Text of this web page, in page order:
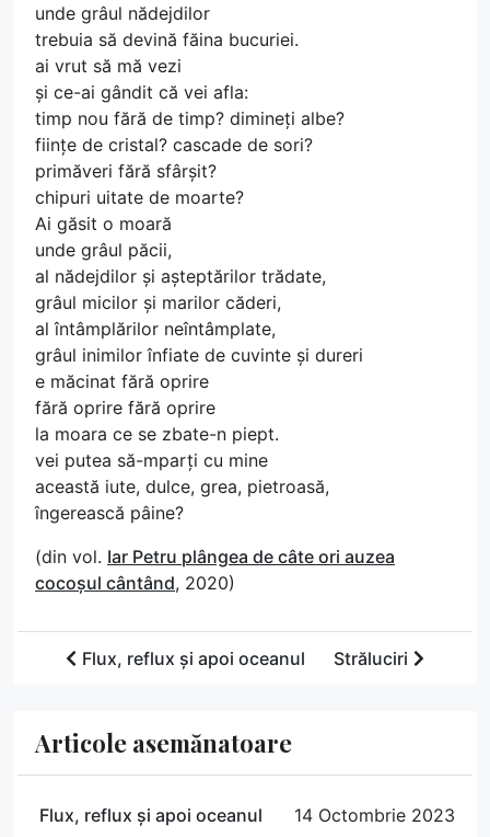
unde grâul nădejdilor
trebuia să devină făina bucuriei.
ai vrut să mă vezi
și ce-ai gândit că vei afla:
timp nou fără de timp? dimineți albe?
ființe de cristal? cascade de sori?
primăveri fără sfârșit?
chipuri uitate de moarte?
Ai găsit o moară
unde grâul păcii,
al nădejdilor și așteptărilor trădate,
grâul micilor și marilor căderi,
al întâmplărilor neîntâmplate,
grâul inimilor înfiate de cuvinte și dureri
e măcinat fără oprire
fără oprire fără oprire
la moara ce se zbate-n piept.
vei putea să-mparți cu mine
această iute, dulce, grea, pietroasă,
îngerească pâine?
(din vol. Iar Petru plângea de câte ori auzea
cocoșul cântând, 2020)
Flux, reflux și apoi oceanul Străluciri
Articole asemănatoare
Flux, reflux și apoi oceanul
14 Octombrie 2023